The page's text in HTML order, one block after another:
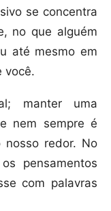
se concentra
no que alguém
até mesmo em
você.
manter uma
nem sempre é
redor. No
pensamentos
com palavras